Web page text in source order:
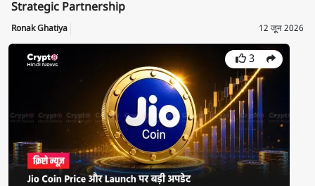
Strategic Partnership
Ronak Ghatiya 12 जून 2026
3